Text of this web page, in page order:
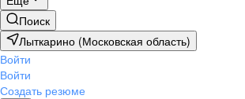
Поиск
Лыткарино (Московская область)
Войти
Войти
Создать резюме